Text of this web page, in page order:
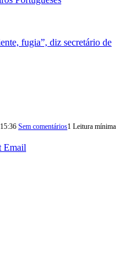
fugia”, diz secretário de
Sem comentários1 Leitura mínima
Email